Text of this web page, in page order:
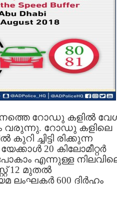
റോഡു കളില്‍
വരുന്നു. റോഡു കളിലെ
ച്ചിട്ടി രിക്കുന്ന
20 കിലോമീറ്റര്‍
എന്നുള്ള
12 മുതല്‍
ലംഘകർ 600 ദിർഹം